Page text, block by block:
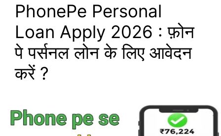
PhonePe Personal
Loan Apply 2026 : फ़ोन
पे पर्सनल लोन के लिए आवेदन
करें ?